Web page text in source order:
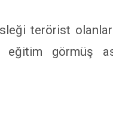
terörist
görmüş